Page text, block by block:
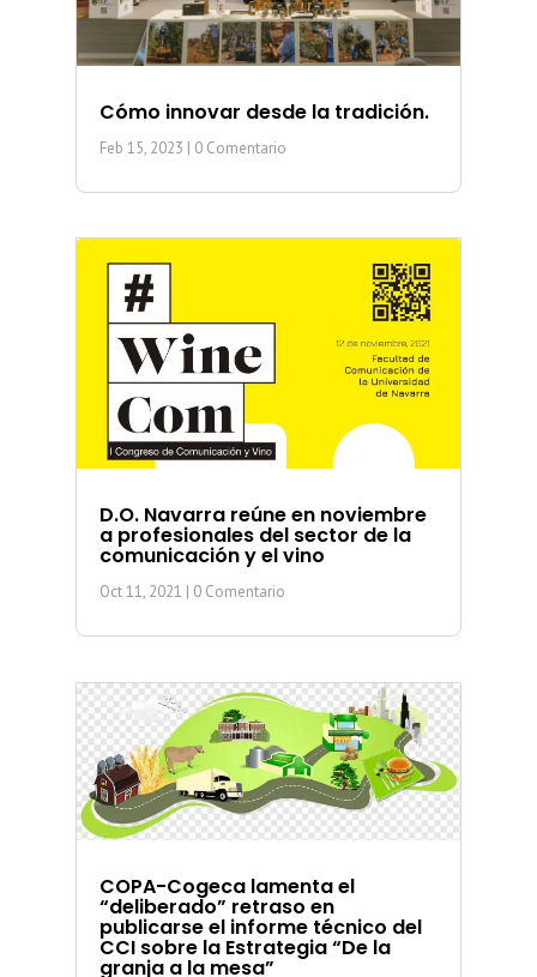
Cómo innovar desde la tradición.
Feb 15, 2023 | 0 Comentario
D.O. Navarra reúne en noviembre
a profesionales del sector de la
comunicación y el vino
Oct 11, 2021 | 0 Comentario
COPA-Cogeca lamenta el
“deliberado” retraso en
publicarse el informe técnico del
CCI sobre la Estrategia “De la
granja a la mesa”